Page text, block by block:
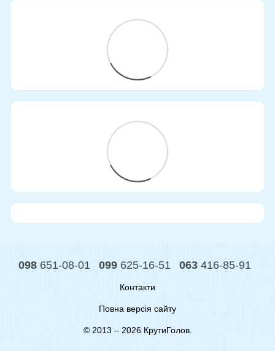
098 651-08-01 099 625-16-51 063 416-85-91
Контакти
Повна версія сайту
© 2013 – 2026 КрутиГолов.